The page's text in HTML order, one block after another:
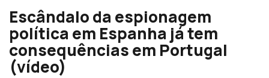
Escândalo da espionagem
política em Espanha já tem
consequências em Portugal
(vídeo)